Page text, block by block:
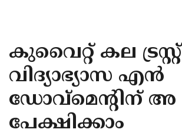
KANNUR
KASARAGOD
കുവൈറ്റ് കല ട്രസ്റ്റ്
വിദ്യാഭ്യാസ എൻ
ഡോവ്‌മെൻ്റിന് അ
പേക്ഷിക്കാം